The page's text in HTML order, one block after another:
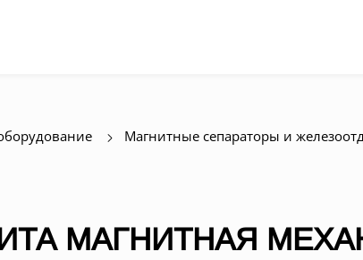
Магнитные сепараторы и
МАГНИТНАЯ